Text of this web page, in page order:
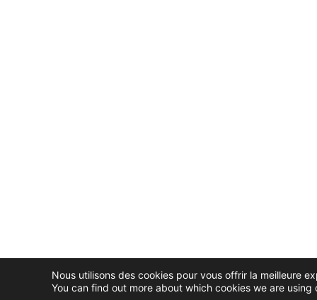
Nous utilisons des cookies pour vous offrir la meilleure
You can find out more about which cookies we are